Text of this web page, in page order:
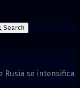
Search
Rusia se intensifica